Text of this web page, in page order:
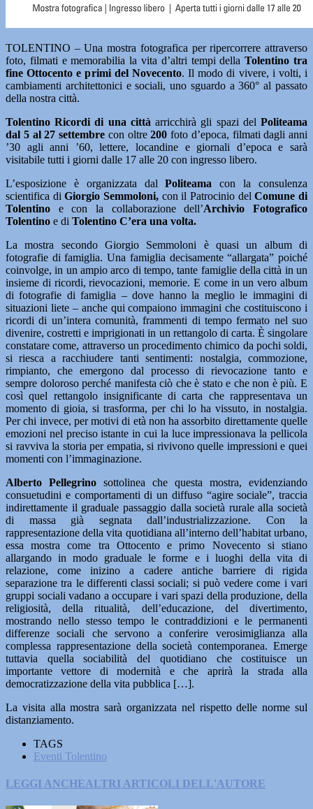
TOLENTINO – Una mostra fotografica per ripercorrere attraverso
foto, filmati e memorabilia la vita d’altri tempi dellaTolentino tra
fine Ottocento e primi del Novecento. Il modo di vivere, i volti, i
cambiamenti architettonici e sociali, uno sguardo a 360° al passato
della nostra città.
Tolentino Ricordi di una città arricchirà gli spazi delPoliteama
dal 5 al 27 settembre con oltre200 foto d’epoca, filmati dagli anni
’30 agli anni ’60, lettere, locandine e giornali d’epoca e sarà
visitabile tutti i giorni dalle 17 alle 20 con ingresso libero.
L’esposizione è organizzata dalPoliteama con la consulenza
scientifica diGiorgio Semmoloni, con il Patrocinio del Comune di
Tolentino e con la collaborazione dell’Archivio Fotografico
Tolentino e di Tolentino C’era una volta.
La mostra secondo Giorgio Semmoloni è quasi un album di
fotografie di famiglia. Una famiglia decisamente “allargata” poiché
coinvolge, in un ampio arco di tempo, tante famiglie della città in un
insieme di ricordi, rievocazioni, memorie. E come in un vero album
di fotografie di famiglia – dove hanno la meglio le immagini di
situazioni liete – anche qui compaiono immagini che costituiscono i
ricordi di un’intera comunità, frammenti di tempo fermato nel suo
divenire, costretti e imprigionati in un rettangolo di carta. È singolare
constatare come, attraverso un procedimento chimico da pochi soldi,
si riesca a racchiudere tanti sentimenti: nostalgia, commozione,
rimpianto, che emergono dal processo di rievocazione tanto e
sempre doloroso perché manifesta ciò che è stato e che non è più. E
così quel rettangolo insignificante di carta che rappresentava un
momento di gioia, si trasforma, per chi lo ha vissuto, in nostalgia.
Per chi invece, per motivi di età non ha assorbito direttamente quelle
emozioni nel preciso istante in cui la luce impressionava la pellicola
si ravviva la storia per empatia, si rivivono quelle impressioni e quei
momenti con l’immaginazione.
Alberto Pellegrino sottolinea che questa mostra, evidenziando
consuetudini e comportamenti di un diffuso “agire sociale”, traccia
indirettamente il graduale passaggio dalla società rurale alla società
di massa già segnata dall’industrializzazione. Con la
rappresentazione della vita quotidiana all’interno dell’habitat urbano,
essa mostra come tra Ottocento e primo Novecento si stiano
allargando in modo graduale le forme e i luoghi della vita di
relazione, come inizino a cadere antiche barriere di rigida
separazione tra le differenti classi sociali; si può vedere come i vari
gruppi sociali vadano a occupare i vari spazi della produzione, della
religiosità, della ritualità, dell’educazione, del divertimento,
mostrando nello stesso tempo le contraddizioni e le permanenti
differenze sociali che servono a conferire verosimiglianza alla
complessa rappresentazione della società contemporanea. Emerge
tuttavia quella sociabilità del quotidiano che costituisce un
importante vettore di modernità e che aprirà la strada alla
democratizzazione della vita pubblica […].
La visita alla mostra sarà organizzata nel rispetto delle norme sul
distanziamento.
TAGS
Eventi Tolentino
LEGGI ANCHEALTRI ARTICOLI DELL'AUTORE